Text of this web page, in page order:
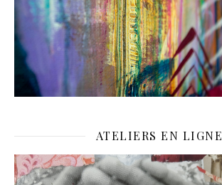
ATELIERS EN LIGNE